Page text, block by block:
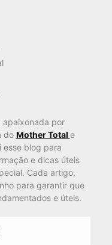
apaixonada por
do Mother Total e
esse blog para
e dicas úteis
Cada artigo,
para garantir que
e úteis.